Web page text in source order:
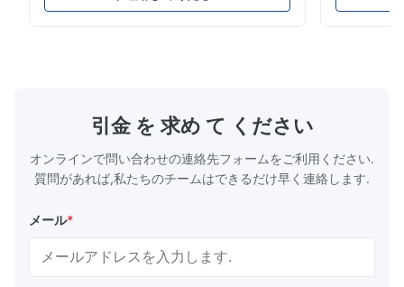
定した冷却性能、エネルギー効率、信頼性の高
ムやコール
引金 を 求め て ください
オンラインで問い合わせの連絡先フォームをご利用ください.
質問があれば,私たちのチームはできるだけ早く連絡します.
メール*